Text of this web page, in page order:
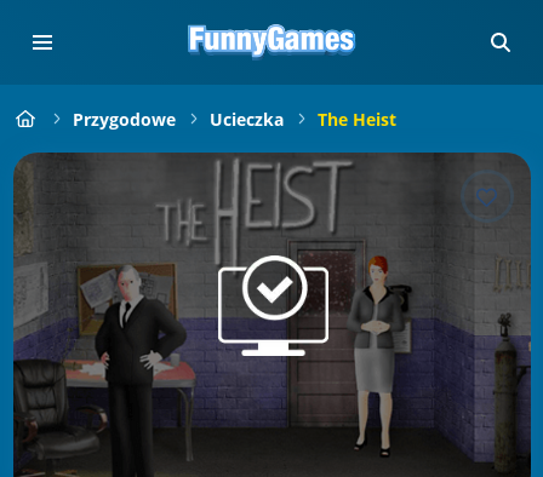
Przygodowe Ucieczka The Heist